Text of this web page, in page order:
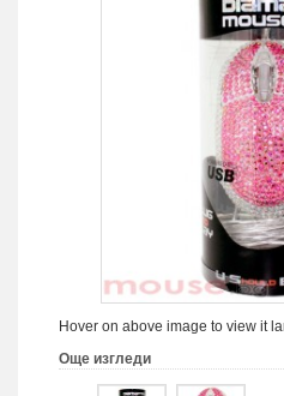
Hover on above image to view it
Още изгледи